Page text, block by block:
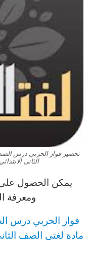
تحضير فواز الحربي درس
الثانى
يمكن الحصول على
ومعرفة
فواز الحربي درس
مادة لغتى
الصف